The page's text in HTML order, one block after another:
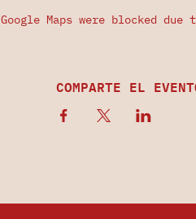
Google Maps were blocked
COMPARTE EL